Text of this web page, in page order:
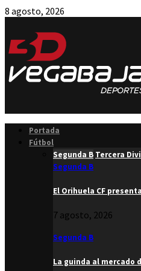
8 agosto, 2026
Portada
Fútbol
Segunda B Tercera
Segunda B
El Orihuela CF
7 agosto, 2026
Segunda B
La guinda al mercado